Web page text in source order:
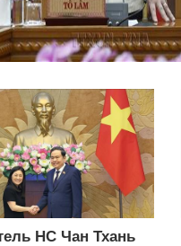
НС Чан Тхань